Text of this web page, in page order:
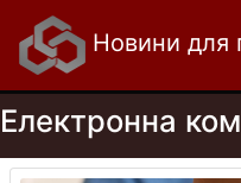
Новини для
Електронна